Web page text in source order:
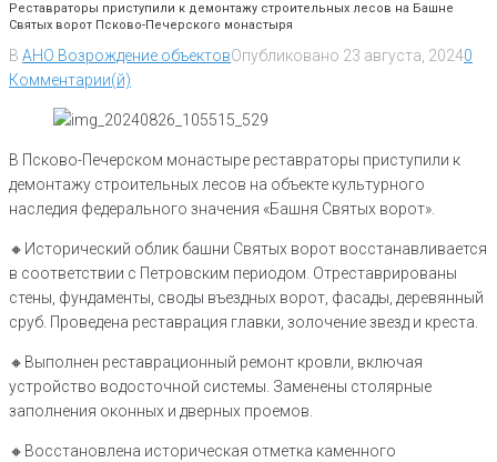
Реставраторы приступили к демонтажу строительных лесов на Башне
Святых ворот Псково-Печерского монастыря
В АНО Возрождение объектовОпубликовано 23 августа, 20240
Комментарии(й)
В Псково-Печерском монастыре реставраторы приступили к
демонтажу строительных лесов на объекте культурного
наследия федерального значения «Башня Святых ворот».
🔸️Исторический облик башни Святых ворот восстанавливается
в соответствии с Петровским периодом. Отреставрированы
стены, фундаменты, своды въездных ворот, фасады, деревянный
сруб. Проведена реставрация главки, золочение звезд и креста.
🔸️Выполнен реставрационный ремонт кровли, включая
устройство водосточной системы. Заменены столярные
заполнения оконных и дверных проемов.
🔸️Восстановлена историческая отметка каменного